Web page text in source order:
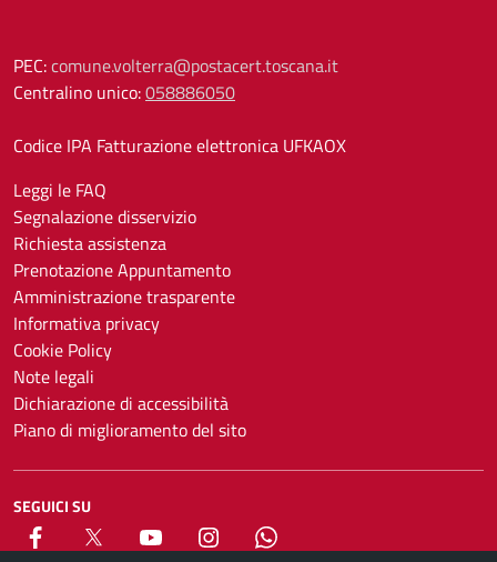
PEC:comune.volterra@postacert.toscana.it
Centralino unico:058886050
Codice IPA Fatturazione elettronica UFKAOX
Leggi le FAQ
Segnalazione disservizio
Richiesta assistenza
Prenotazione Appuntamento
Amministrazione trasparente
Informativa privacy
Cookie Policy
Note legali
Dichiarazione di accessibilità
Piano di miglioramento del sito
SEGUICI SU
Facebook YouTube Instagram